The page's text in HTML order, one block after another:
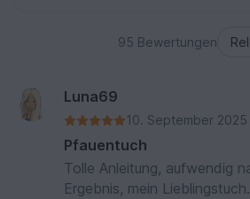
95 Bewertungen
Luna69
10. September 2025
Pfauentuch
Tolle Anleitung, aufwendig nachzuhäkeln, tolles
Ergebnis, mein Lieblingstuch.